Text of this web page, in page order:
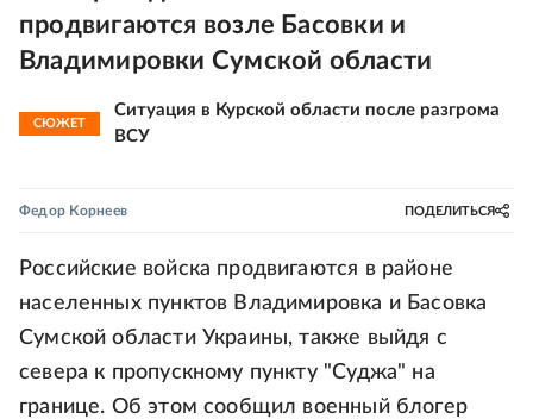
продвигаются возле Басовки и
Владимировки Сумской области
СЮЖЕТ
Ситуация в Курской области после разгрома
ВСУ
Федор Корнеев ПОДЕЛИТЬСЯ
Российские войска продвигаются в районе
населенных пунктов Владимировка и Басовка
Сумской области Украины, также выйдя с
севера к пропускному пункту "Суджа" на
границе. Об этом сообщил военный блогер